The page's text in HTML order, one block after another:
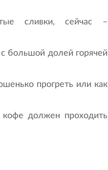
сливки, сейчас –
большой долей горячей
прогреть или как
должен проходить